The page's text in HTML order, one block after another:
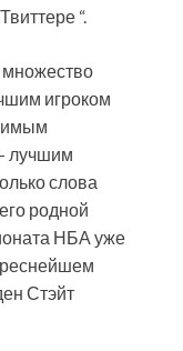
“.
игроком
лучшим
слова
родной
НБА уже
Стэйт